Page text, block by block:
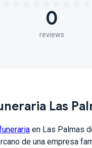
0
reviews
Las
en Las Palmas
de una empresa